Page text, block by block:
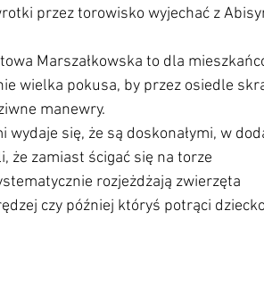
przez torowisko wyjechać z
Marszałkowska to dla
wielka pokusa, by przez osiedle
manewry.
się, że są doskonałymi, w
że zamiast ścigać się na torze
rozjeżdżają zwierzęta
czy później któryś potrąci